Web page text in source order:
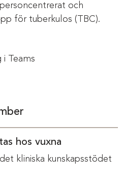
och
för tuberkulos (TBC).
i Teams
hos vuxna
kliniska kunskapsstödet